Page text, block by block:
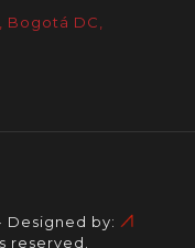
Bogotá DC,
Designed by:
reserved.